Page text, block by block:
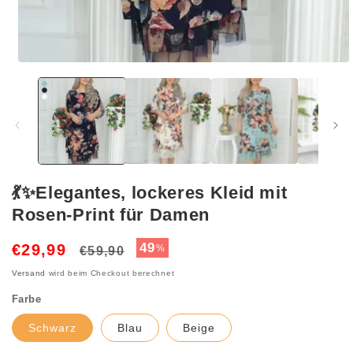
Modal
💃✨Elegantes, lockeres Kleid mit
Rosen-Print für Damen
€29,99
Normaler
€59,90 Verkaufspreis
49%
Versand wird beim Checkout berechnet
Farbe
Schwarz Blau Beige